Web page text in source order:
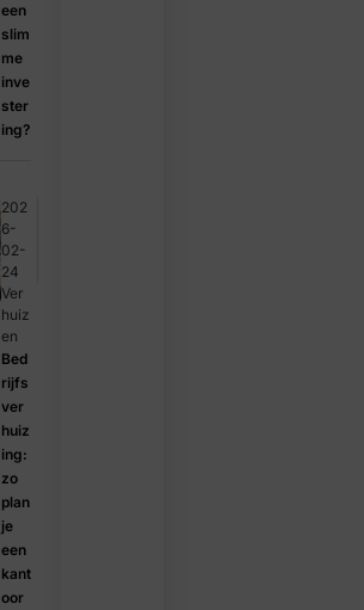
een
slim
me
inve
ster
ing?
202
6-
02-
24
Ver
huiz
en
Bed
rijfs
ver
huiz
ing:
zo
plan
je
een
kant
oor